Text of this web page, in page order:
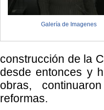
Galería de Imagenes
construcción de la
desde entonces y
obras,
reformas.